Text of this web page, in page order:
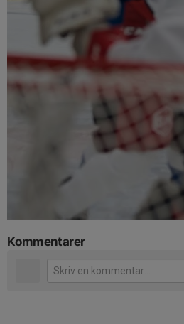
Kommentarer